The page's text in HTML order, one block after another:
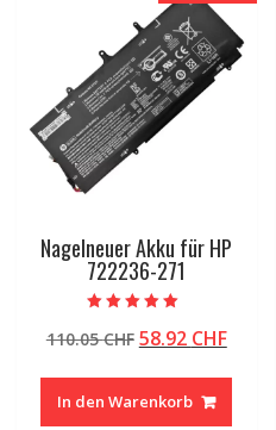
Nagelneuer Akku für HP
722236-271
5.00
von 5
110.05CHF Ursprünglicher
war:
110.05 CHF
58.92 CHF
In den Warenkorb